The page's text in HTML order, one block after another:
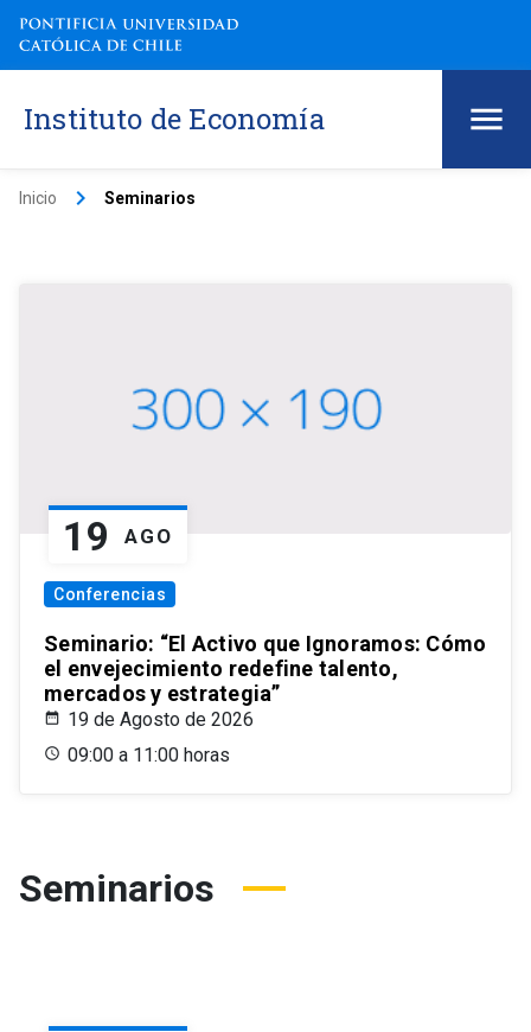
Instituto de Economía
Inicio keyboard_arrow_right Seminarios
19 AGO
Conferencias
Seminario: “El Activo que Ignoramos: Cómo
el envejecimiento redefine talento,
mercados y estrategia”
19 de Agosto de 2026
09:00 a 11:00 horas
Seminarios